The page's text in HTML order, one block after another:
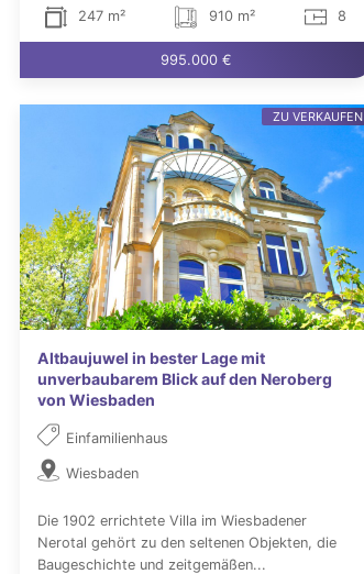
247 m² 910 m² 8
995.000 €
Altbaujuwel in bester Lage mit
unverbaubarem Blick auf den Neroberg
von Wiesbaden
Einfamilienhaus
Wiesbaden
Die 1902 errichtete Villa im Wiesbadener
Nerotal gehört zu den seltenen Objekten, die
Baugeschichte und zeitgemäßen...
ZU VERKAUFEN